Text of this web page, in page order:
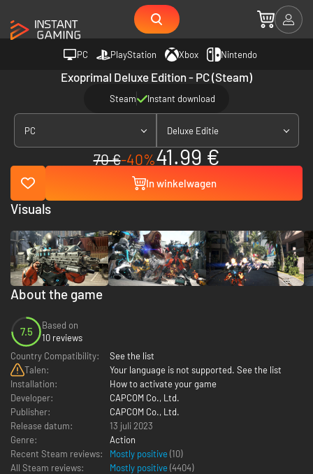
PC PlayStation Xbox Nintendo
Exoprimal Deluxe Edition - PC (Steam)
Steam Instant download
PC Deluxe Editie
70 €-40%41.99 €
In winkelwagen
About the game
7.5
Based on
10 reviews
Country Compatibility:
See the list
Talen:
Your language is not supported. See the list
Installation:
How to activate your game
Developer:
CAPCOM Co., Ltd.
Publisher:
CAPCOM Co., Ltd.
Release datum:
13 juli 2023
Genre:
Action
Recent Steam reviews:
Mostly positive (10)
All Steam reviews:
Mostly positive (4404)
Visuals